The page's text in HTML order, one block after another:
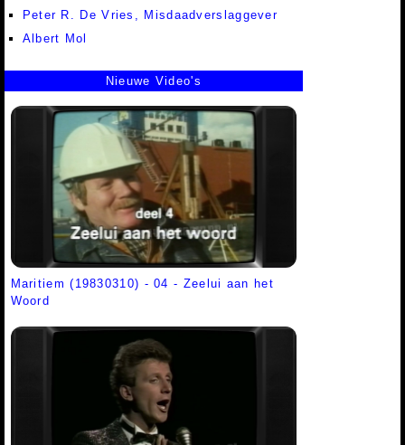
Peter R. De Vries, Misdaadverslaggever
Albert Mol
Nieuwe Video's
Maritiem (19830310) - 04 - Zeelui aan het
Woord